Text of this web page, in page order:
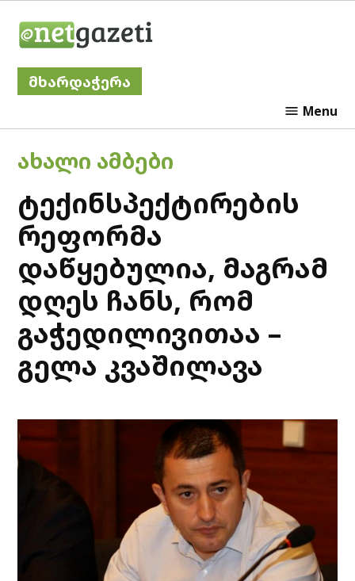
მხარდაჭერა
Menu
POSTED
ᲐᲮᲐᲚᲘ ᲐᲛᲑᲔᲑᲘ
ტექინსპექტირების
რეფორმა
დაწყებულია, მაგრამ
დღეს ჩანს, რომ
გაჭედილივითაა –
გელა კვაშილავა